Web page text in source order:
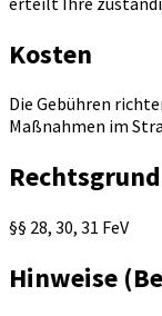
Kosten
Die Gebühren
Maßnahmen im
§§ 28, 30, 31 FeV
Hinweise